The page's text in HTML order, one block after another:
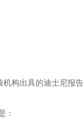
机构出具的迪士尼报告
：